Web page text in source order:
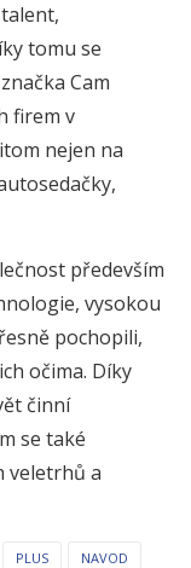
tomu se
Cam
firem v
nejen na
především
vysokou
pochopili,
očima. Díky
činní
se také
veletrhů a
PLUS NAVOD